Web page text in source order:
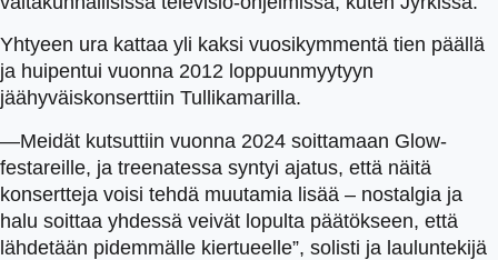
Yhtyeen ura kattaa yli kaksi vuosikymmentä tien päällä
ja huipentui vuonna 2012 loppuunmyytyyn
jäähyväiskonserttiin Tullikamarilla.
—Meidät kutsuttiin vuonna 2024 soittamaan Glow-
festareille, ja treenatessa syntyi ajatus, että näitä
konsertteja voisi tehdä muutamia lisää – nostalgia ja
halu soittaa yhdessä veivät lopulta päätökseen, että
lähdetään pidemmälle kiertueelle”, solisti ja lauluntekijä